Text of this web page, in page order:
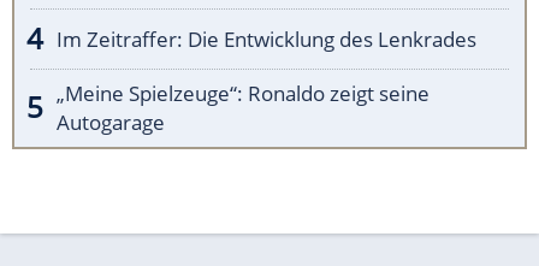
Im Zeitraffer: Die Entwicklung des Lenkrades
„Meine Spielzeuge“: Ronaldo zeigt seine
Autogarage